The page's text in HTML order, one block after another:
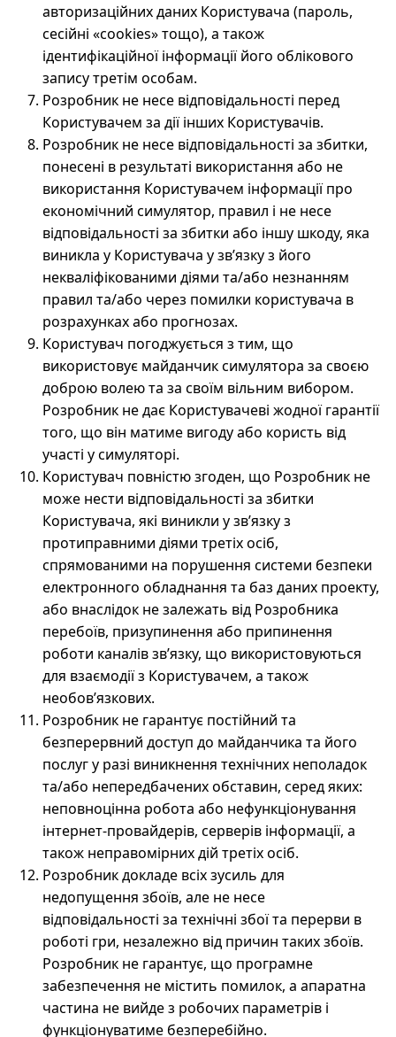
авторизаційних даних Користувача (пароль,
сесійні «cookies» тощо), а також
ідентифікаційної інформації його облікового
запису третім особам.
Розробник не несе відповідальності перед
Користувачем за дії інших Користувачів.
Розробник не несе відповідальності за збитки,
понесені в результаті використання або не
використання Користувачем інформації про
економічний симулятор, правил і не несе
відповідальності за збитки або іншу шкоду, яка
виникла у Користувача у зв’язку з його
некваліфікованими діями та/або незнанням
правил та/або через помилки користувача в
розрахунках або прогнозах.
Користувач погоджується з тим, що
використовує майданчик симулятора за своєю
доброю волею та за своїм вільним вибором.
Розробник не дає Користувачеві жодної гарантії
того, що він матиме вигоду або користь від
участі у симуляторі.
Користувач повністю згоден, що Розробник не
може нести відповідальності за збитки
Користувача, які виникли у зв’язку з
протиправними діями третіх осіб,
спрямованими на порушення системи безпеки
електронного обладнання та баз даних проекту,
або внаслідок не залежать від Розробника
перебоїв, призупинення або припинення
роботи каналів зв’язку, що використовуються
для взаємодії з Користувачем, а також
необов’язкових.
Розробник не гарантує постійний та
безперервний доступ до майданчика та його
послуг у разі виникнення технічних неполадок
та/або непередбачених обставин, серед яких:
неповноцінна робота або нефункціонування
інтернет-провайдерів, серверів інформації, а
також неправомірних дій третіх осіб.
Розробник докладе всіх зусиль для
недопущення збоїв, але не несе
відповідальності за технічні збої та перерви в
роботі гри, незалежно від причин таких збоїв.
Розробник не гарантує, що програмне
забезпечення не містить помилок, а апаратна
частина не вийде з робочих параметрів і
функціонуватиме безперебійно.